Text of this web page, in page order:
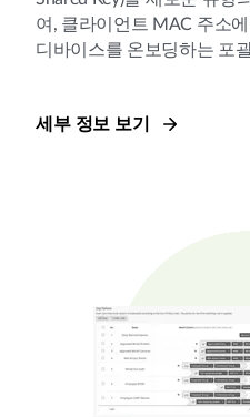
여, 클라이언트 MAC 주소
디바이스를 온보딩하는 포
세부 정보 보기